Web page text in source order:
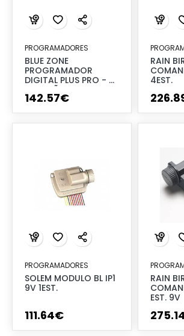
PROGRAMADORES
BLUE ZONE
PROGRAMADOR
DIGITAL PLUS PRO - 4
ESTAÇÕES
142.57€
RAIN
4EST.
226.
PROGRAMADORES
SOLEM MODULO BL IP1
9V 1EST.
111.64€
RAIN
EST. 9V
275.